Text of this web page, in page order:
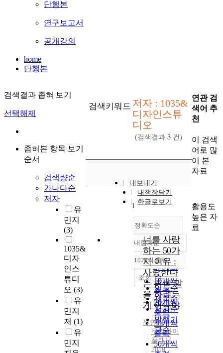
단행본
연구보고서
공개강의
home
단행본
검색결과 좁혀 보기
선택해제
좁혀본 항목 보기
순서
검색량순
가나다순
저자
유
민지
(3)
1035&
디자
인스
튜디
오 (3)
유
민지
저 (1)
유
민지
검색키워드 저자 : 1035&
디자인스튜
디오
(검색결과 3 건)
내보내기
내책장담기
한글로보기
정확도순
정확도
순
인기도
순
연도순
제목순
저자순
발행기
관순
내림차순
내림차순
10개씩 출력
10개씩
출력
20개씩
출력
30개씩
출력
50개씩
조회
1
너를 사랑
하는 50가
지 이유 :
사랑한다
는 흔한 말
을 하려는
게 아니야
유민지
우리사이
플래닛
2018
연관 검
색어 추
천
이 검색
어로 많
이 본
자료
활용도
높은 자
료